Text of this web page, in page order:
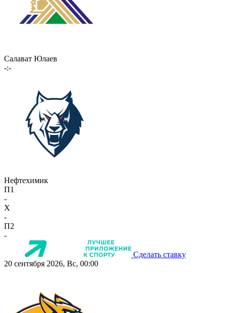
Салават Юлаев
-:-
Нефтехимик
П1
-
X
-
П2
-
Сделать ставку
20 сентября 2026, Вс, 00:00